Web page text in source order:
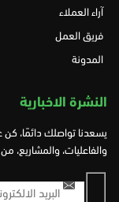
آراء العملاء
فريق العمل
المدونة
النشرة الاخبارية
يسعدنا تواصلك دائمًا،
والفاعليات، والمشاريع،